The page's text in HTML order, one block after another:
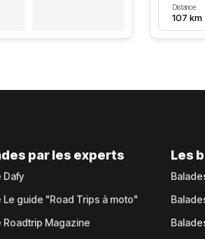
Distance
107 km
par les experts
Dafy
Le guide "Road Trips à moto"
Roadtrip Magazine
Les